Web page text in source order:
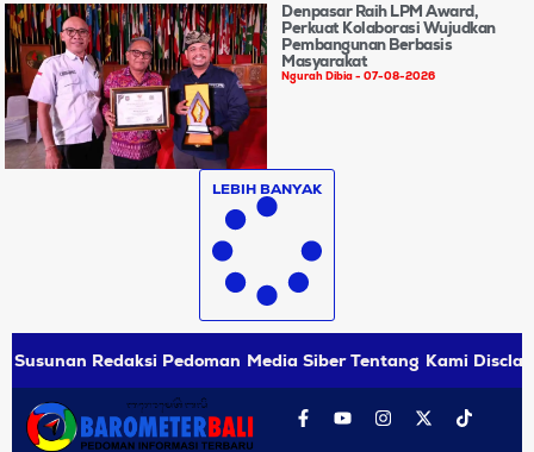
Denpasar Raih LPM Award,
Perkuat Kolaborasi Wujudkan
Pembangunan Berbasis
Masyarakat
Ngurah Dibia 07-08-2026
LEBIH BANYAK
Susunan Redaksi Pedoman Media Siber Tentang Kami